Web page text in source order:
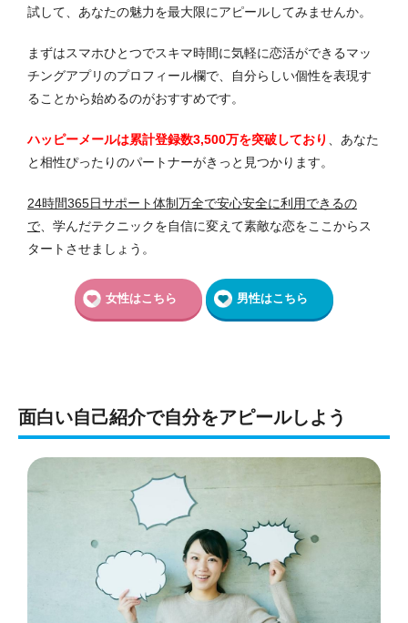
試して、あなたの魅力を最大限にアピールしてみませんか。
まずはスマホひとつでスキマ時間に気軽に恋活ができるマッ
チングアプリのプロフィール欄で、自分らしい個性を表現す
ることから始めるのがおすすめです。
ハッピーメールは累計登録数3,500万を突破しており
、あなた
と相性ぴったりのパートナーがきっと見つかります。
24時間365日サポート体制万全で安心安全に利用できるの
で 、学んだテクニックを自信に変えて素敵な恋をここからス
タートさせましょう。
女性はこちら 男性はこちら
面白い自己紹介で自分をアピールしよう